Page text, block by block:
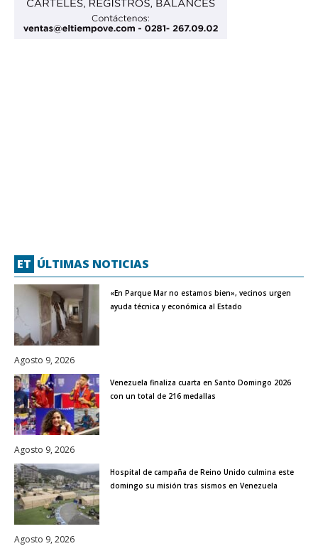
ET ÚLTIMAS NOTICIAS
«En Parque Mar no estamos bien», vecinos urgen
ayuda técnica y económica al Estado
Agosto 9, 2026
Venezuela finaliza cuarta en Santo Domingo 2026
con un total de 216 medallas
Agosto 9, 2026
Hospital de campaña de Reino Unido culmina este
domingo su misión tras sismos en Venezuela
Agosto 9, 2026